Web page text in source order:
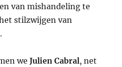
van mishandeling te
stilzwijgen van
weJulien Cabral, net